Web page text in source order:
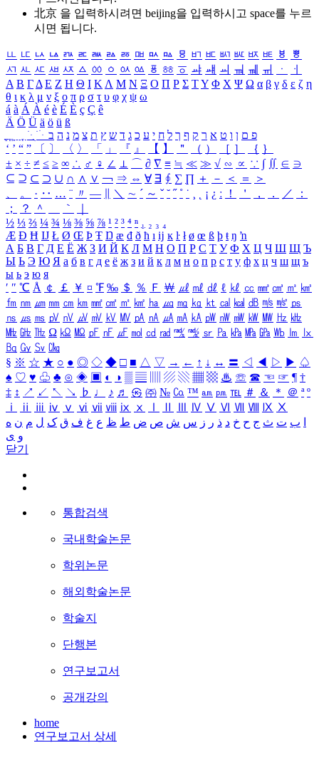
北京 을 입력하시려면 beijing을 입력하시고 space를 누르
시면 됩니다.
ㅥ ㅦ ㅧ ㅨ ㅩ ㅪ ㅫ ㅬ ㅭ ㅮ ㅯ ㅰ ㅱ ㅲ ㅳ ㅴ ㅵ ㅶ ㅷ ㅸ
ㅹ
ㅺ ㅻ ㅼ ㅽ ㅾ ㅿ ㆀ ㆁ ㆂ ㆃ ㆄ ㆅ ㆆ ㆇ ㆈ ㆉ ㆊ ㆋ ㆌ ㆍ
ㆎ
Α Β ΓΔ Ε Ζ Η Θ Ι ΚΛ Μ Ν Ξ Ο Π Ρ Σ ΤΥ Φ Χ Ψ Ω α β γ δ ε ζ η
θ ι κ λ μ ν ξ ο π ρ σ τ υ φ χ ψ ω
á à Á À é è É È ç Ç ê
Ä Ö Ü ä ö ü ß
ִֶֹ ֻּ ׁׂ פ ם ן ו ט א ר ק ף ך ל ח י ע כ ג ד ש ץ ת צ מ נ ה ב
‘ ’ “ ” 〔 〕 〈 〉 「 」 『 』 【 】 ＂ （ ） ［ ］ ｛ ｝
± × ÷ ≠ ≤ ≥ ∞ ∴ ♂ ♀ ∠ ⊥ ⌒ ∂ ∇ ≡ ≒ ≪ ≫ √ ∽ ∝ ∵ ∫ ∬ ∈ ∋
⊆ ⊇ ⊂ ⊃ ∪ ∩ ∧ ∨ ￢ ⇒ ⇔ ∀ ∃ ∮ ∑ ∏ ＋ － ＜ ＝
＞
、
。 · ‥ … ¨ 〃 ― ＼ ∼ ´ ～ ˇ ˘ ˝ ˚ ˙ ¸ ¡ ¿ ː ！ ＇ ， ． ／
：
；
？ ＾ ｀
½ ⅓ ⅔ ¼ ¾ ⅛ ⅜ ⅝ ⅞ ¹ ² ³ ⁴ ⁿ ₁ ₂ ₃ ₄
Æ Ð Ħ Ĳ Ł Ø Œ Þ Ŧ Ŋ æ đ ð ħ ı ĳ ĸ ŀ ł ø œ ß þ ŧ ŋ ŉ
А Б В Г Д Е Ё Ж З И Й К Л М Н О П Р С Т У Ф Х Ц Ч Ш Щ Ъ
Ы Ь Э Ю Я а б в г д е ё ж з и й к л м н о п р с т у ф х ц ч ш щ ъ
ы ь э ю я
′ ″ ℃ Å ￠ ￡ ￥ ¤ ℉ ‰ ＄ ％ Ｆ ￦ ㎕ ㎖ ㎗ ℓ ㎘ ㏄ ㎣ ㎤ ㎥ ㎦
㎙ ㎚ ㎛ ㎜ ㎝ ㎞ ㎟ ㎠ ㎡ ㎢ ㏊ ㎍ ㎎ ㎏ ㏏ ㎈ ㎉ ㏈ ㎧ ㎨ ㎰
㎱ ㎲ ㎳ ㎴ ㎵ ㎶ ㎷ ㎸ ㎹ ㎀ ㎁ ㎂ ㎃ ㎄ ㎺ ㎻ ㎽ ㎾ ㎿ ㎐ ㎑
㎒ ㎓ ㎔ Ω ㏀ ㏁ ㎊ ㎋ ㎌ ㏖ ㏅ ㎭ ㎮ ㎯ ㏛ ㎩ ㎪ ㎫ ㎬ ㏝ ㏐
㏓
㏃ ㏉ ㏜ ㏆
§ ※ ☆ ★ ○ ● ◎ ◇ ◆ □ ■ △ ▽ → ← ↑ ↓ ↔ 〓 ◁ ◀ ▷ ▶ ♤
♠ ♡ ♥ ♧ ♣ ⊙ ◈ ▣ ◐ ◑ ▒ ▤ ▨ ▧ ▦ ▩ ♨ ☏ ☎ ☜ ☞ ¶ †
‡ ↕ ↗ ↙ ↖ ↘ ♭ ♩ ♪ ♬ ㉿ ㈜ № ㏇ ™ ㏂ ㏘ ℡ ＃ ＆ ＊ ＠ ª º
ⅰ
ⅱ ⅲ ⅳ ⅴ ⅵ ⅶ ⅷ ⅸ ⅹ Ⅳ Ⅴ Ⅵ Ⅶ Ⅷ Ⅸ Ⅹ
ب ت ث ج ح خ د ذ ر ز س ش ص ض ط ظ ع غ ف ق ک ل م ن ه
و ی
닫기
통합검색
국내학술논문
학위논문
해외학술논문
학술지
단행본
연구보고서
공개강의
home
연구보고서 상세